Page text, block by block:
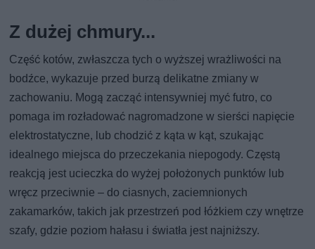
Z dużej chmury...
Część kotów, zwłaszcza tych o wyższej wrażliwości na
bodźce, wykazuje przed burzą delikatne zmiany w
zachowaniu. Mogą zacząć intensywniej myć futro, co
pomaga im rozładować nagromadzone w sierści napięcie
elektrostatyczne, lub chodzić z kąta w kąt, szukając
idealnego miejsca do przeczekania niepogody. Częstą
reakcją jest ucieczka do wyżej położonych punktów lub
wręcz przeciwnie – do ciasnych, zaciemnionych
zakamarków, takich jak przestrzeń pod łóżkiem czy wnętrze
szafy, gdzie poziom hałasu i światła jest najniższy.